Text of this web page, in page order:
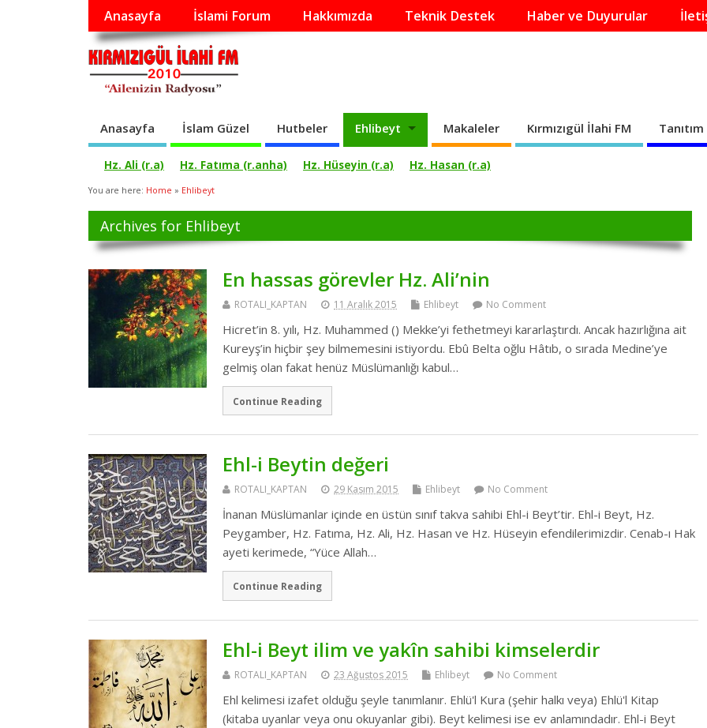
Anasayfa İslami Forum Hakkımızda Teknik Destek Haber ve Duyurular
Anasayfa İslam Güzel Hutbeler Ehlibeyt Makaleler Kırmızıgül İlahi FM Tanıtım
Hz. Ali (r.a) Hz. Fatıma (r.anha) Hz. Hüseyin (r.a) Hz. Hasan (r.a)
You are here: Home » Ehlibeyt
Archives for Ehlibeyt
En hassas görevler Hz. Ali’nin
ROTALI_KAPTAN 11 Aralık 2015 Ehlibeyt No Comment
Hicret’in 8. yılı, Hz. Muhammed () Mekke’yi fethetmeyi kararlaştırdı. Ancak hazırlığına ait
Kureyş’in hiçbir şey bilmemesini istiyordu. Ebû Belta oğlu Hâtıb, o sırada Medine’ye
gelmiş olan fakat henüz Müslümanlığı kabul…
Continue Reading
Ehl-i Beytin değeri
ROTALI_KAPTAN 29 Kasım 2015 Ehlibeyt No Comment
İnanan Müslümanlar içinde en üstün sınıf takva sahibi Ehl-i Beyt’tir. Ehl-i Beyt, Hz.
Peygamber, Hz. Fatıma, Hz. Ali, Hz. Hasan ve Hz. Hüseyin efendilerimizdir. Cenab-ı Hak
ayeti kerimede, “Yüce Allah…
Continue Reading
Ehl-i Beyt ilim ve yakîn sahibi kimselerdir
ROTALI_KAPTAN 23 Ağustos 2015 Ehlibeyt No Comment
Ehl kelimesi izafet olduğu şeyle tanımlanır. Ehlü'l Kura (şehir halkı veya) Ehlü'l Kitap
(kitaba uyanlar veya onu okuyanlar gibi). Beyt kelimesi ise ev anlamındadır. Ehl-i Beyt